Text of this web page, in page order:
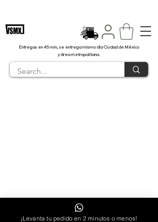
Entregas en 45 min, se entrega mismo día Ciudad de México
y área metropolitana.
2025 Todos los derechos reservados | Vaper
Studios México
¡Levanta tu pedido en 2 minutos o menos!